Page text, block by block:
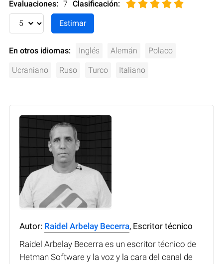
Evaluaciones: 7 Clasificación:
En otros idiomas: Inglés Alemán Polaco
Ucraniano Ruso Turco Italiano
Autor: Raidel Arbelay Becerra, Escritor técnico
Raidel Arbelay Becerra es un escritor técnico de
Hetman Software y la voz y la cara del canal de